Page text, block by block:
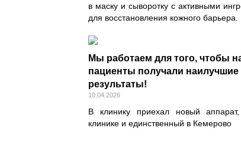
в маску и сыворотку с активными
для восстановления кожного барьера.
Мы работаем для того, чтобы
пациенты получали наилучшие
результаты!
10.04.2026
В клинику приехал новый
клинике и единственный в Кемерово